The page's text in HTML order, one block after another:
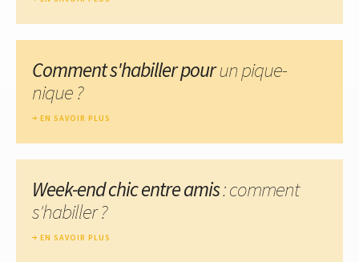
Comment s'habiller pourun pique-
nique ?
EN SAVOIR PLUS
Week-end chic entre amis: comment
s'habiller ?
EN SAVOIR PLUS